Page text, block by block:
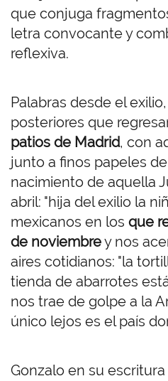
que conjuga
letra convocante y
reflexiva.
Palabras desde el
posteriores que
patios de Madrid, con
junto a finos papeles
nacimiento de aquella
abril: "hija del exilio la
mexicanos en los que
de noviembrey nos
aires cotidianos: "la
tienda de abarrotes
nos trae de golpe a la
único lejos es el país
Gonzalo en su